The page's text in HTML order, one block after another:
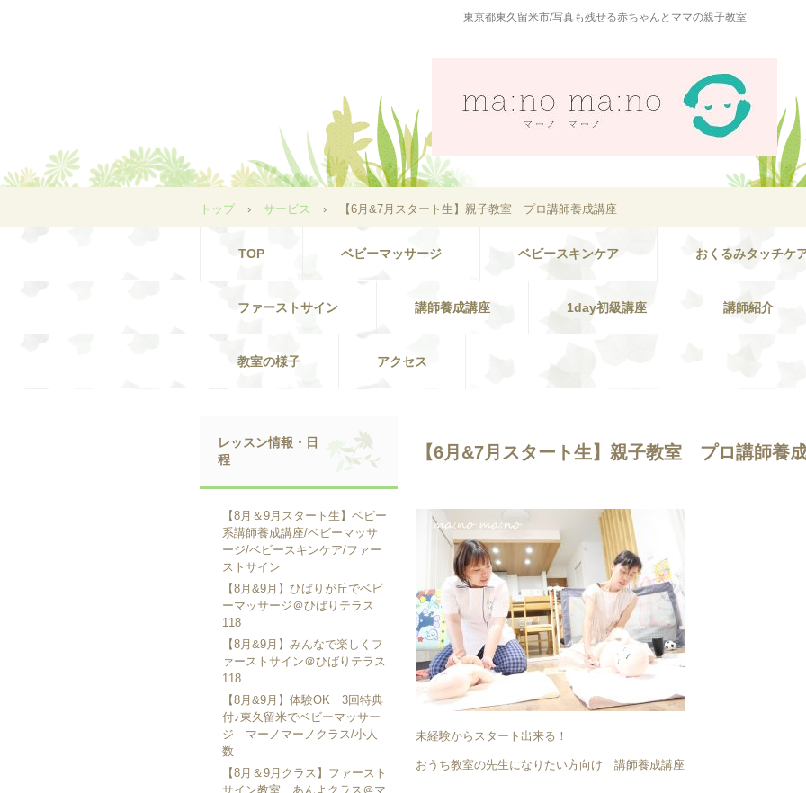
東京都東久留米市/写真も残せる赤ちゃんとママの親子教室
トップ › サービス › 【6月&7月スタート生】親子教室 プロ講師養成講座
TOP ベビーマッサージ ベビースキンケア おくるみタッチケ
ファーストサイン 講師養成講座 1day初級講座 講師紹介
教室の様子 アクセス
【6月&7月スタート生】親子教室 プロ講師養
未経験からスタート出来る！
おうち教室の先生になりたい方向け 講師養成講座
レッスン情報・日
程
【8月＆9月スタート生】ベビー
系講師養成講座/ベビーマッサ
ージ/ベビースキンケア/ファー
ストサイン
【8月&9月】ひばりが丘でベビ
ーマッサージ＠ひばりテラス
118
【8月&9月】みんなで楽しくフ
ァーストサイン＠ひばりテラス
118
【8月&9月】体験OK 3回特典
付♪東久留米でベビーマッサー
ジ マーノマーノクラス/小人
数
【8月＆9月クラス】ファースト
サイン教室 あんよクラス＠マ